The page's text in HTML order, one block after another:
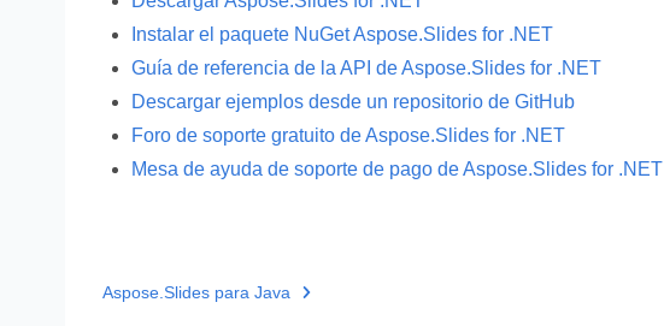
Instalar el paquete NuGet Aspose.Slides for .NET
Guía de referencia de la API de Aspose.Slides for .NET
Descargar ejemplos desde un repositorio de GitHub
Foro de soporte gratuito de Aspose.Slides for .NET
Mesa de ayuda de soporte de pago de Aspose.Slides for .NET
Aspose.Slides para Java